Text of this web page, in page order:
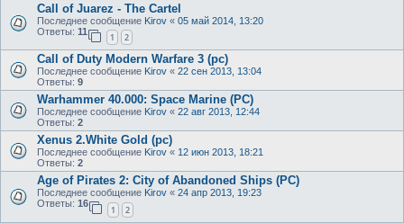
Call of Juarez - The Cartel
Последнее сообщение Kirov « 05 май 2014, 13:20
Ответы: 11
1 2
Call of Duty Modern Warfare 3 (pc)
Последнее сообщение Kirov « 22 сен 2013, 13:04
Ответы: 9
Warhammer 40.000: Space Marine (PC)
Последнее сообщение Kirov « 22 авг 2013, 12:44
Ответы: 2
Xenus 2.White Gold (pc)
Последнее сообщение Kirov « 12 июн 2013, 18:21
Ответы: 2
Age of Pirates 2: City of Abandoned Ships (PC)
Последнее сообщение Kirov « 24 апр 2013, 19:23
Ответы: 16
1 2